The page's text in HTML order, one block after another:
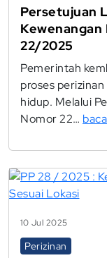
Persetujuan
Kewenangan
22/2025
Pemerintah
proses
hidup. Melalui
Nomor 22…
10 Jul 2025
Perizinan